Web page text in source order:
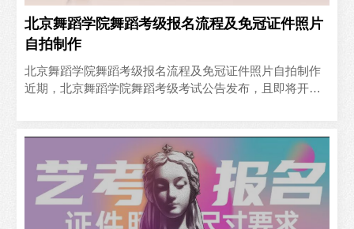
北京舞蹈学院舞蹈考级报名流程及免冠证件照片
自拍制作
北京舞蹈学院舞蹈考级报名流程及免冠证件照片自拍制作
近期，北京舞蹈学院舞蹈考级考试公告发布，且即将开始